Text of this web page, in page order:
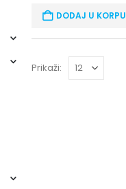
DODAJ U KORPU
Prikaži: